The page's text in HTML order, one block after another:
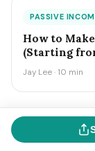
PASSIVE
How to
(Starting
Jay Lee · 10 min